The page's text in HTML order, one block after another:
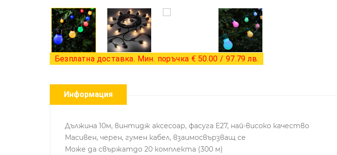
Безплатна доставка. Мин. поръчка € 50.00 / 97.79 лв.
Информация
Дължина 10м, винтидж аксесоар, фасуга E27, най-високо качество
Масивен, черен, гумен кабел, взаимосвързващ се
Може да свържатдо 20 комплекта (300 м)